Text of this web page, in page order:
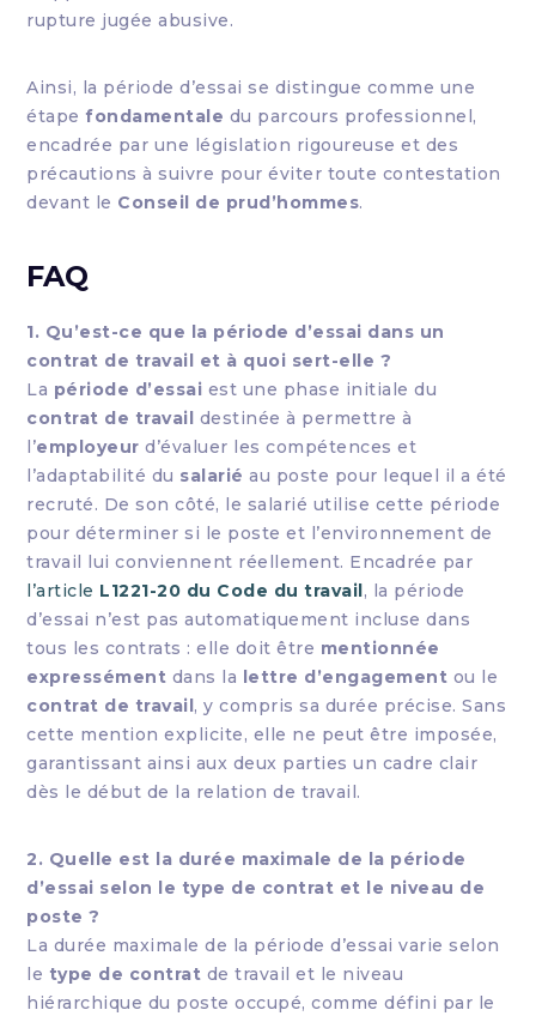
rupture jugée abusive.
Ainsi, la période d’essai se distingue comme une
étape fondamentale du parcours professionnel,
encadrée par une législation rigoureuse et des
précautions à suivre pour éviter toute contestation
devant le Conseil de prud’hommes.
FAQ
1. Qu’est-ce que la période d’essai dans un
contrat de travail et à quoi sert-elle ?
La période d’essai est une phase initiale du
contrat de travail destinée à permettre à
l’employeur d’évaluer les compétences et
l’adaptabilité du salarié au poste pour lequel il a été
recruté. De son côté, le salarié utilise cette période
pour déterminer si le poste et l’environnement de
travail lui conviennent réellement. Encadrée par
l’article L1221-20 du Code du travail, la période
d’essai n’est pas automatiquement incluse dans
tous les contrats : elle doit être mentionnée
expressément dans la lettre d’engagement ou le
contrat de travail, y compris sa durée précise. Sans
cette mention explicite, elle ne peut être imposée,
garantissant ainsi aux deux parties un cadre clair
dès le début de la relation de travail.
2. Quelle est la durée maximale de la période
d’essai selon le type de contrat et le niveau de
poste ?
La durée maximale de la période d’essai varie selon
le type de contrat de travail et le niveau
hiérarchique du poste occupé, comme défini par le